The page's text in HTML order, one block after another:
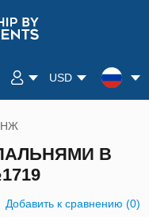
USD
В
Добавить к сравнению (0)